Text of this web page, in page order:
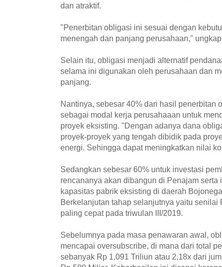
dan atraktif.
"Penerbitan obligasi ini sesuai dengan
menengah dan panjang perusahaan,"
Selain itu, obligasi menjadi alternatif
selama ini digunakan oleh perusahaan dan
panjang.
Nantinya, sebesar 40% dari hasil penerbitan
sebagai modal kerja perusahaaan untuk
proyek eksisting. "Dengan adanya dana
proyek-proyek yang tengah dibidik pada
energi. Sehingga dapat meningkatkan nilai
Sedangkan sebesar 60% untuk investasi
rencananya akan dibangun di Penajam serta
kapasitas pabrik eksisting di daerah
Berkelanjutan tahap selanjutnya yaitu senilai
paling cepat pada triwulan III/2019.
Sebelumnya pada masa penawaran awal,
mencapai oversubscribe, di mana dari total
sebanyak Rp 1,091 Triliun atau 2,18x dari